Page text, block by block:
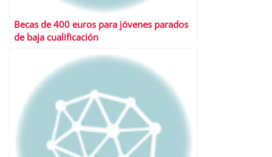
Becas de 400 euros para jóvenes parados
de baja cualificación